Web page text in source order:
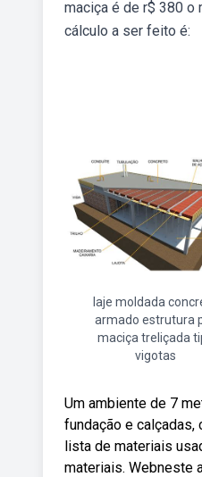
maciça é de r$ 380 o
cálculo a ser feito é:
laje moldada
armado estrutura
maciça treliçada
vigotas
Um ambiente de 7
fundação e calçadas,
lista de materiais
materiais. Webneste